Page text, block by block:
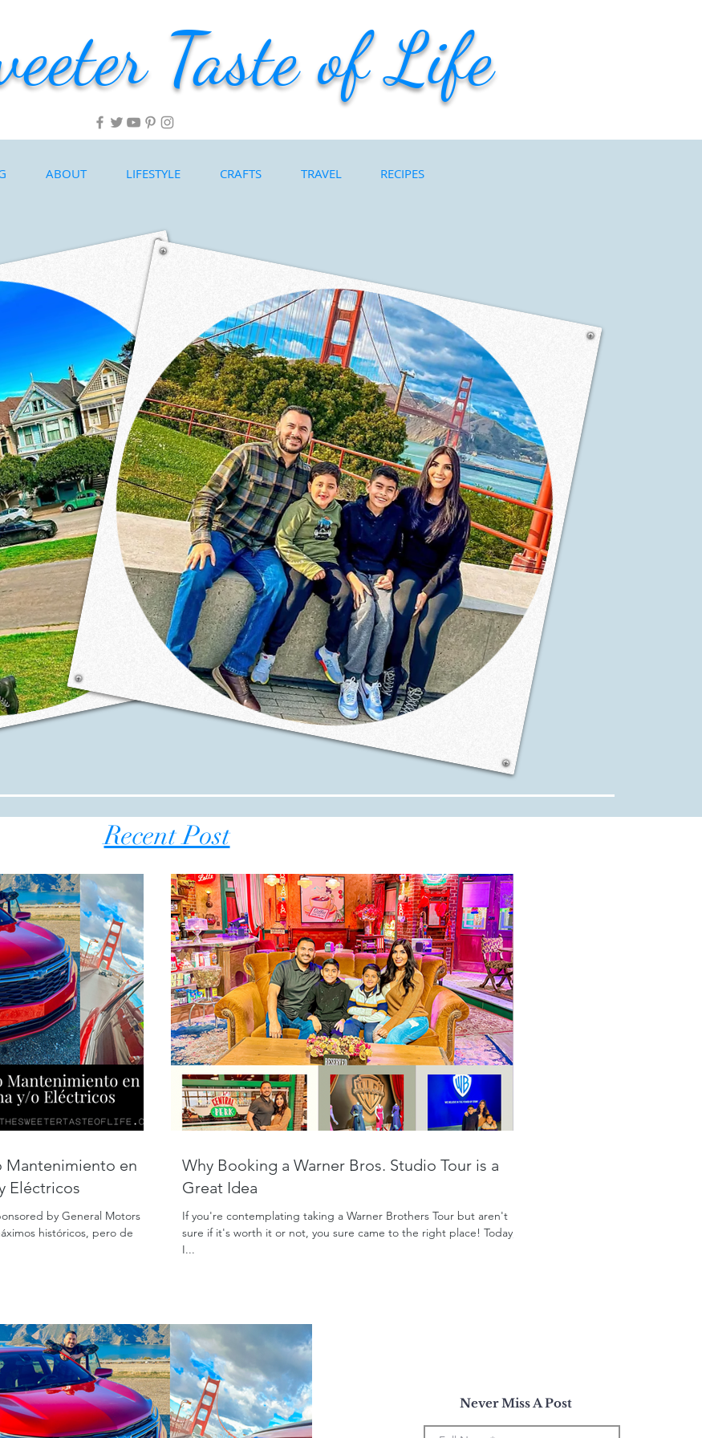
Taste of Life
Recent Post
Eléctricos
by General Motors
históricos, pero de
Why Booking a Warner Bros. Studio Tour is a
Great Idea
If you're contemplating taking a Warner Brothers Tour but aren't
sure if it's worth it or not, you sure came to the right place! Today,
I...
Never Miss A Post
ABOUT LIFESTYLE CRAFTS TRAVEL RECIPES